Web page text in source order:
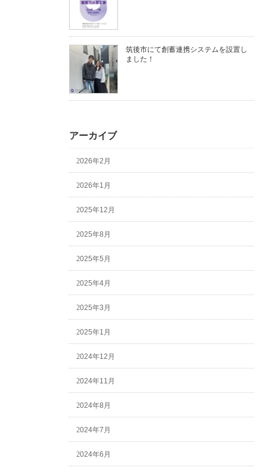
筑後市にて創蓄連携システムを設置し
ました！
アーカイブ
2026年2月
2026年1月
2025年12月
2025年8月
2025年5月
2025年4月
2025年3月
2025年1月
2024年12月
2024年11月
2024年8月
2024年7月
2024年6月